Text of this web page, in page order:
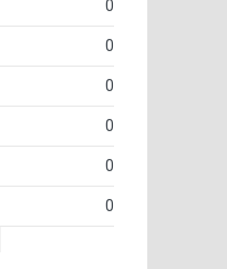
0
0
0
0
0
0